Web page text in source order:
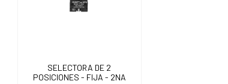
SELECTORA DE 2
POSICIONES - FIJA - 2NA